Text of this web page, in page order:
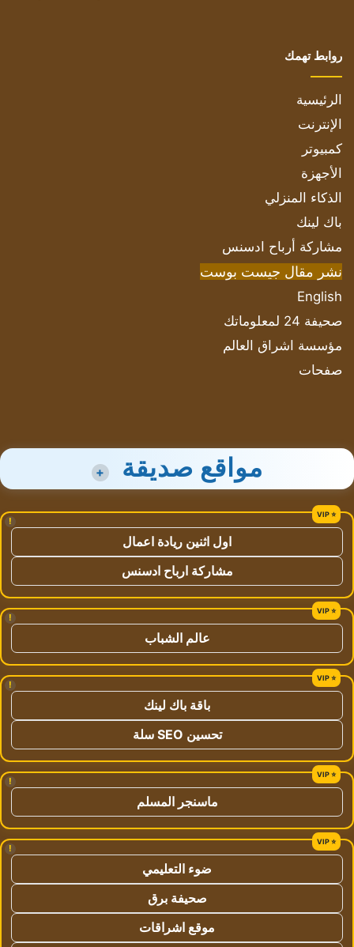
روابط تهمك
الرئيسية
الإنترنت
كمبيوتر
الأجهزة
الذكاء المنزلي
باك لينك
مشاركة أرباح ادسنس
نشر مقال جيست بوست
English
صحيفة 24 لمعلوماتك
مؤسسة اشراق العالم
صفحات
مواقع صديقة +
!
اول اثنين ريادة اعمال
مشاركة ارباح ادسنس
!
عالم الشباب
!
باقة باك لينك
تحسين SEO سلة
!
ماسنجر المسلم
!
ضوء التعليمي
صحيفة برق
موقع اشراقات